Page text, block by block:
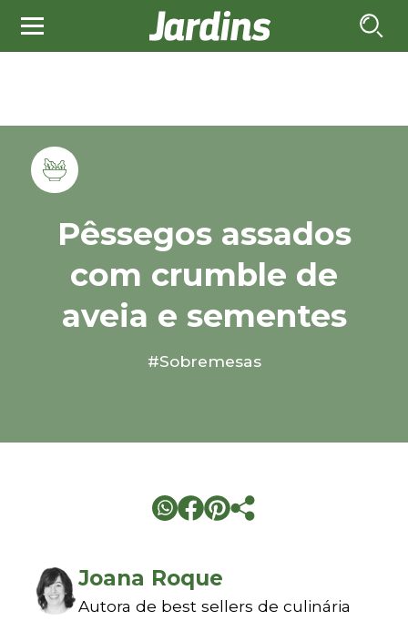
Pêssegos assados
com crumble de
aveia e sementes
#Sobremesas
Joana Roque
Autora de best sellers de culinária